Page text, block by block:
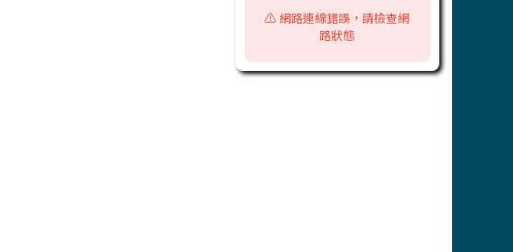
⚠️ 網路連線錯誤，請檢查網
路狀態